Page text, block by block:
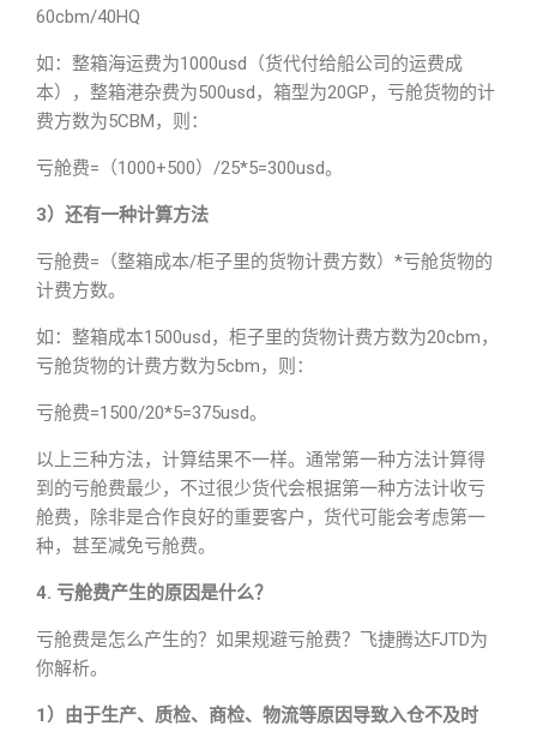
60cbm/40HQ
如：整箱海运费为1000usd（货代付给船公司的运费成
本），整箱港杂费为500usd，箱型为20GP，亏舱货物的计
费方数为5CBM，则：
亏舱费=（1000+500）/25*5=300usd。
3）还有一种计算方法
亏舱费=（整箱成本/柜子里的货物计费方数）*亏舱货物的
计费方数。
如：整箱成本1500usd，柜子里的货物计费方数为20cbm，
亏舱货物的计费方数为5cbm，则：
亏舱费=1500/20*5=375usd。
以上三种方法，计算结果不一样。通常第一种方法计算得
到的亏舱费最少，不过很少货代会根据第一种方法计收亏
舱费，除非是合作良好的重要客户，货代可能会考虑第一
种，甚至减免亏舱费。
4. 亏舱费产生的原因是什么？
亏舱费是怎么产生的？如果规避亏舱费？飞捷腾达FJTD为
你解析。
1）由于生产、质检、商检、物流等原因导致入仓不及时